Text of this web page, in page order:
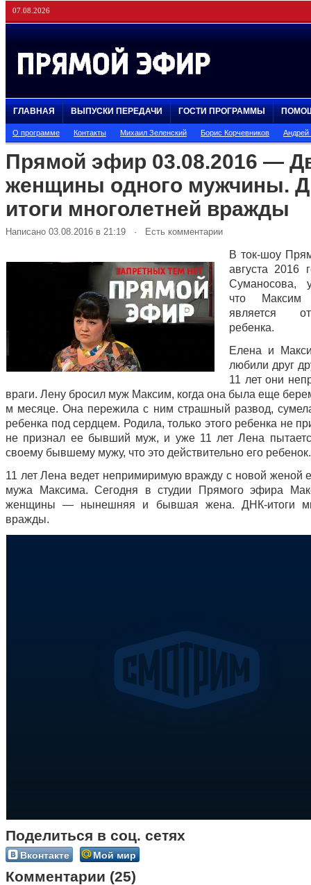
07.08.2026
ГЛАВНАЯ ВЫПУСКИ ПЕРЕДАЧИ ГОСТИ ПРОГРАММЫ
О программе Контакты Михаил Зеленский Борис Корчевников
Прямой эфир 03.08.2016 —
женщины одного мужчины.
итоги многолетней вражды
Написано 03.08.2016 в 21:19 · Есть комментарии
В ток-шоу
августа 2016
Суманосова,
что Максим
является
ребенка.
Елена и
любили друг
11 лет они
враги. Лену бросил муж Максим, когда она была еще
м месяце. Она пережила с ним страшный развод,
ребенка под сердцем. Родила, только этого ребенка не
не признал ее бывший муж, и уже 11 лет Лена
своему бывшему мужу, что это действительно его ребенок.
11 лет Лена ведет непримиримую вражду с новой женой
мужа Максима. Сегодня в студии Прямого эфира
женщины — нынешняя и бывшая жена. ДНК-итоги
вражды.
Поделиться в соц. сетях
Вконтакте Мой мир
Комментарии (25)